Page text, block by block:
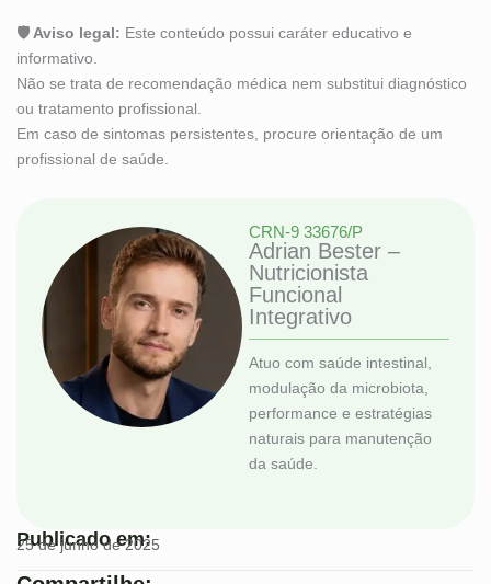
🛡 Aviso legal: Este conteúdo possui caráter educativo e
informativo.
Não se trata de recomendação médica nem substitui diagnóstico
ou tratamento profissional.
Em caso de sintomas persistentes, procure orientação de um
profissional de saúde.
CRN-9 33676/P
Adrian Bester –
Nutricionista
Funcional
Integrativo
Atuo com saúde intestinal,
modulação da microbiota,
performance e estratégias
naturais para manutenção
da saúde.
Publicado em:
25 de junho de 2025